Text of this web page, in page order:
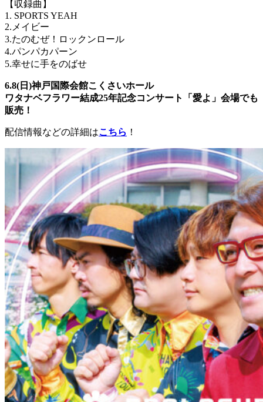
【収録曲】
1. SPORTS YEAH
2.メイビー
3.たのむぜ！ロックンロール
4.パンパカパーン
5.幸せに手をのばせ
6.8(日)神戸国際会館こくさいホール
ワタナベフラワー結成25年記念コンサート「愛よ」会場でも
販売！
配信情報などの詳細はこちら ！